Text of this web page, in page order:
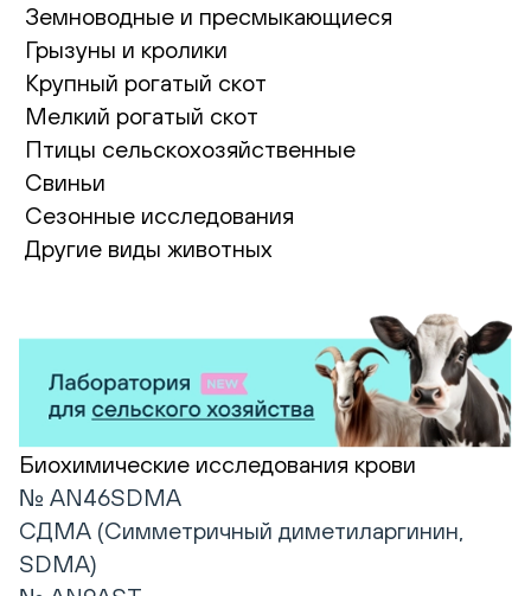
Земноводные и пресмыкающиеся
Грызуны и кролики
Крупный рогатый скот
Мелкий рогатый скот
Птицы сельскохозяйственные
Свиньи
Сезонные исследования
Другие виды животных
Биохимические исследования крови
№ AN46SDMA
СДМА (Симметричный диметиларгинин,
SDMA)